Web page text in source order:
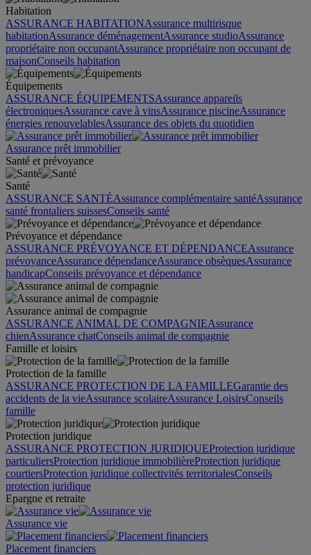
Habitation
ASSURANCE HABITATIONAssurance multirisque
habitationAssurance déménagementAssurance studioAssurance
propriétaire non occupantAssurance propriétaire non occupant de
maisonConseils habitation
Équipements
ASSURANCE ÉQUIPEMENTSAssurance appareils
électroniquesAssurance cave à vinsAssurance piscineAssurance
énergies renouvelablesAssurance des objets du quotidien
Assurance prêt immobilier
Santé et prévoyance
Santé
ASSURANCE SANTÉAssurance complémentaire santéAssurance
santé frontaliers suissesConseils santé
Prévoyance et dépendance
ASSURANCE PRÉVOYANCE ET DÉPENDANCEAssurance
prévoyanceAssurance dépendanceAssurance obsèquesAssurance
handicapConseils prévoyance et dépendance
Assurance animal de compagnie
ASSURANCE ANIMAL DE COMPAGNIEAssurance
chienAssurance chatConseils animal de compagnie
Famille et loisirs
Protection de la famille
ASSURANCE PROTECTION DE LA FAMILLEGarantie des
accidents de la vieAssurance scolaireAssurance LoisirsConseils
famille
Protection juridique
ASSURANCE PROTECTION JURIDIQUEProtection juridique
particuliersProtection juridique immobilièreProtection juridique
courtiersProtection juridique collectivités territorialesConseils
protection juridique
Epargne et retraite
Assurance vie
Placement financiers